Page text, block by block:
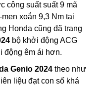
công suất suất 9 mã
xoắn 9,3 Nm tại
Honda cũng đã trang
bộ khởi động ACG
động êm ái hơn.
Genio 2024 theo như
liệu đạt con số khá